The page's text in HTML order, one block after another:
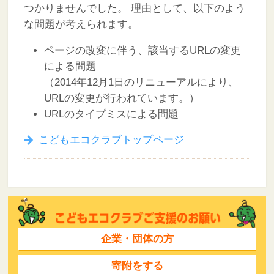
つかりませんでした。
理由として、以下のよう
な問題が考えられます。
ページの改変に伴う、該当するURLの変更
による問題
（2014年12月1日のリニューアルにより、
URLの変更が行われています。）
URLのタイプミスによる問題
こどもエコクラブトップページ
企業・団体の方
寄附をする